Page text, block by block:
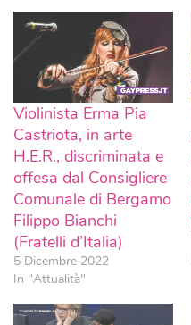
Violinista Erma Pia
Castriota, in arte
H.E.R., discriminata e
offesa dal Consigliere
Comunale di Bergamo
Filippo Bianchi
(Fratelli d’Italia)
5 Dicembre 2022
In "Attualità"